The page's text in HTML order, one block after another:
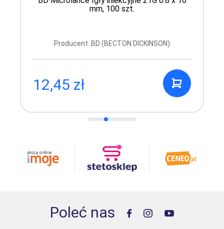
mm, 100 szt.
Producent: BD (BECTON DICKINSON)
12,45 zł
Poleć nas